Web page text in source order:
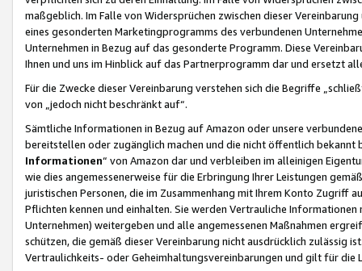
maßgeblich. Im Falle von Widersprüchen zwischen dieser
eines gesonderten Marketingprogramms des verbundenen
Unternehmen in Bezug auf das gesonderte Programm. Diese
Ihnen und uns im Hinblick auf das Partnerprogramm dar und ersetzt
Für die Zwecke dieser Vereinbarung verstehen sich die Begriffe
von „jedoch nicht beschränkt auf“.
Sämtliche Informationen in Bezug auf Amazon oder unsere
bereitstellen oder zugänglich machen und die nicht öffentlich
Informationen“ von Amazon dar und verbleiben im alleinigen
wie dies angemessenerweise für die Erbringung Ihrer Leistungen
juristischen Personen, die im Zusammenhang mit Ihrem Konto
Pflichten kennen und einhalten. Sie werden Vertrauliche
Unternehmen) weitergeben und alle angemessenen Maßnahmen
schützen, die gemäß dieser Vereinbarung nicht ausdrücklich zulässig
Vertraulichkeits- oder Geheimhaltungsvereinbarungen und gilt für die